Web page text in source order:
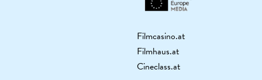
Filmcasino.at
Filmhaus.at
Cineclass.at